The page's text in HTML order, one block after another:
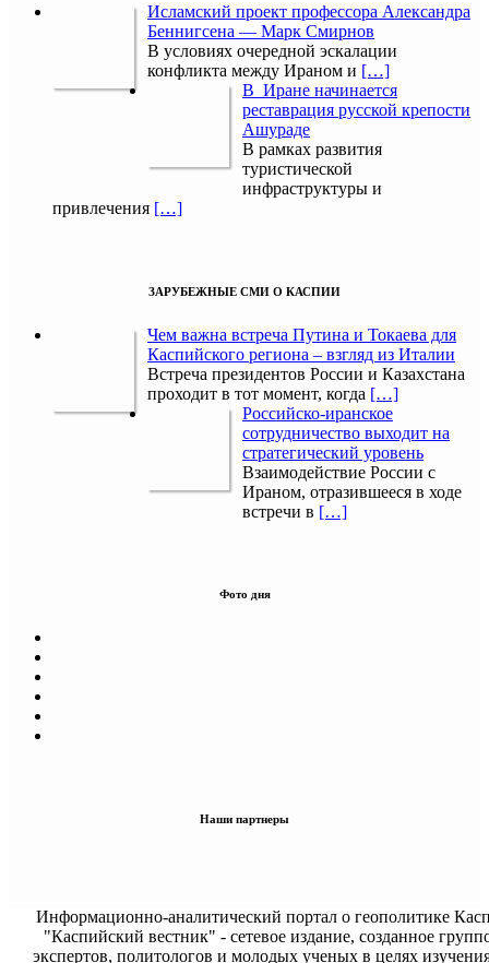
Исламский проект профессора Александра
Беннигсена — Марк Смирнов
В условиях очередной эскалации
конфликта между Ираном и […]
В Иране начинается
реставрация русской крепости
Ашураде
В рамках развития
туристической
инфраструктуры и
привлечения […]
ЗАРУБЕЖНЫЕ СМИ О КАСПИИ
Чем важна встреча Путина и Токаева для
Каспийского региона – взгляд из Италии
Встреча президентов России и Казахстана
проходит в тот момент, когда […]
Российско-иранское
сотрудничество выходит на
стратегический уровень
Взаимодействие России с
Ираном, отразившееся в ходе
встречи в […]
Фото дня
Наши партнеры
Информационно-аналитический портал о геополитике
"Каспийский вестник" - сетевое издание, созданное
экспертов, политологов и молодых ученых в целях